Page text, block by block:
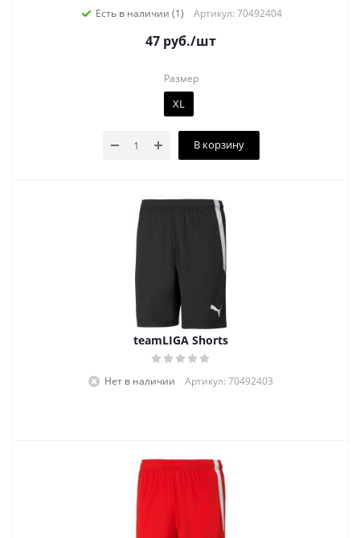
Есть в наличии (1) Артикул: 70492404
47 руб./шт
Размер
XL
В корзину
teamLIGA Shorts
Нет в наличии Артикул: 70492403